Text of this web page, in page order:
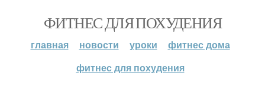
ФИТНЕС ДЛЯ ПОХУДЕНИЯ
главная новости уроки
фитнес дома
фитнес для похудения